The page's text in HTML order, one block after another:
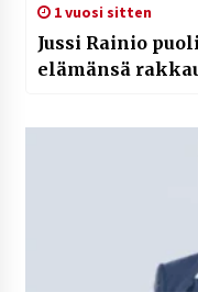
1 vuosi sitten
Jussi Rainio
elämänsä